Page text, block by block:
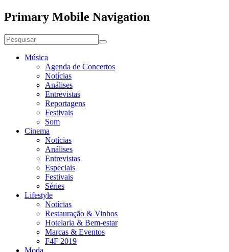
Primary Mobile Navigation
Música
Agenda de Concertos
Notícias
Análises
Entrevistas
Reportagens
Festivais
Som
Cinema
Notícias
Análises
Entrevistas
Especiais
Festivais
Séries
Lifestyle
Notícias
Restauração & Vinhos
Hotelaria & Bem-estar
Marcas & Eventos
F4F 2019
Moda